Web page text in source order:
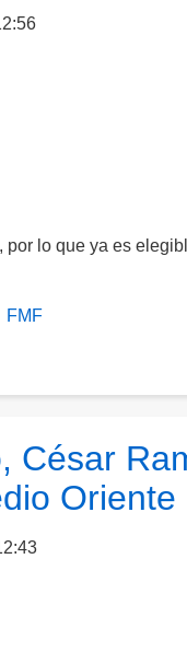
por lo que ya es
FMF
César
Oriente